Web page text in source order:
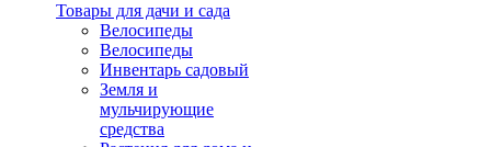
Товары для дачи и сада
Велосипеды
Велосипеды
Инвентарь садовый
Земля и
мульчирующие
средства